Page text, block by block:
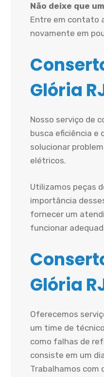
Não deixe que
Entre em contato
novamente em
Glória
Nosso serviço de
busca eficiência e
solucionar
elétricos.
Utilizamos peças
importância
fornecer um
funcionar
Glória
Oferecemos
um time de
como falhas de
consiste em um
Trabalhamos com